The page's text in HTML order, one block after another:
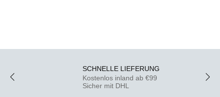
SCHNELLE LIEFERUNG
Kostenlos inland ab €99
Sicher mit DHL